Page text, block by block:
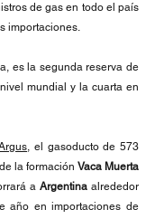
de gas en todo el país
importaciones.
es la segunda reserva de
mundial y la cuarta en
, el gasoducto de 573
la formación Vaca Muerta
a Argentina alrededor
año en importaciones de